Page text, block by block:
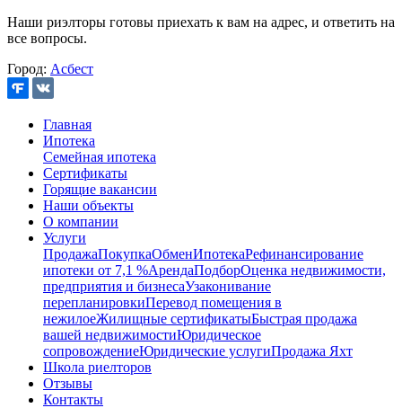
Наши риэлторы готовы приехать к вам на адрес, и ответить на
все вопросы.
Город: Асбест
Главная
Ипотека
Семейная ипотека
Сертификаты
Горящие вакансии
Наши объекты
О компании
Услуги
ПродажаПокупкаОбменИпотекаРефинансирование
ипотеки от 7,1 %АрендаПодборОценка недвижимости,
предприятия и бизнесаУзаконивание
перепланировкиПеревод помещения в
нежилоеЖилищные сертификатыБыстрая продажа
вашей недвижимостиЮридическое
сопровождениеЮридические услугиПродажа Яхт
Школа риелторов
Отзывы
Контакты